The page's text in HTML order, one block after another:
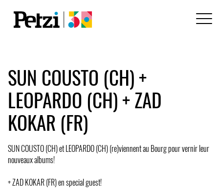
SUN COUSTO (CH) +
LEOPARDO (CH) + ZAD
KOKAR (FR)
SUN COUSTO (CH) et LEOPARDO (CH) (re)viennent au Bourg pour vernir leur
nouveaux albums!
+ ZAD KOKAR (FR) en special guest!